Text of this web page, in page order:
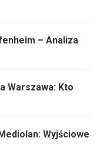
– Analiza
Warszawa: Kto
Wyjściowe